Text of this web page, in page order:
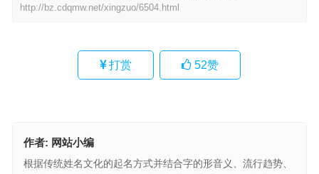
http://bz.cdqmw.net/xingzuo/6504.html
打赏 52赞
作者: 网站小编
根据传统姓名文化的起名方式并结合字的形音义、流行趋势、